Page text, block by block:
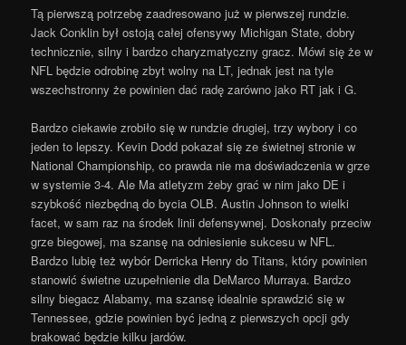
Tą pierwszą potrzebę zaadresowano już w pierwszej rundzie.
Jack Conklin był ostoją całej ofensywy Michigan State, dobry
technicznie, silny i bardzo charyzmatyczny gracz. Mówi się że w
NFL będzie odrobinę zbyt wolny na LT, jednak jest na tyle
wszechstronny że powinien dać radę zarówno jako RT jak i G.
Bardzo ciekawie zrobiło się w rundzie drugiej, trzy wybory i co
jeden to lepszy. Kevin Dodd pokazał się ze świetnej stronie w
National Championship, co prawda nie ma doświadczenia w grze
w systemie 3-4. Ale Ma atletyzm żeby grać w nim jako DE i
szybkość niezbędną do bycia OLB. Austin Johnson to wielki
facet, w sam raz na środek linii defensywnej. Doskonały przeciw
grze biegowej, ma szansę na odniesienie sukcesu w NFL.
Bardzo lubię też wybór Derricka Henry do Titans, który powinien
stanowić świetne uzupełnienie dla DeMarco Murraya. Bardzo
silny biegacz Alabamy, ma szansę idealnie sprawdzić się w
Tennessee, gdzie powinien być jedną z pierwszych opcji gdy
brakować będzie kilku jardów.